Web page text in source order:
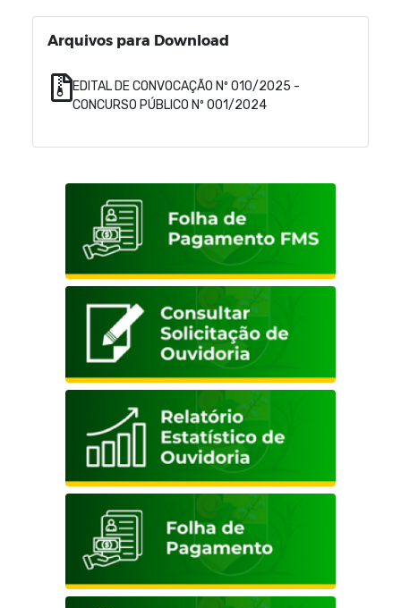
Arquivos para Download
EDITAL DE CONVOCAÇÃO Nº 010/2025 -
CONCURSO PÚBLICO Nº 001/2024